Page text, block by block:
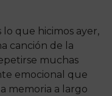
que hicimos ayer,
canción de la
muchas
emocional que
memoria a largo